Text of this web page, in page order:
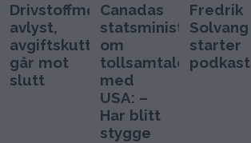
Drivstoffmøtet
avlyst,
avgiftskutt
går mot
slutt
Canadas
statsminister
om
tollsamtaler
med
USA: –
Har blitt
stygge
Fredrik
Solvang
starter
podkast